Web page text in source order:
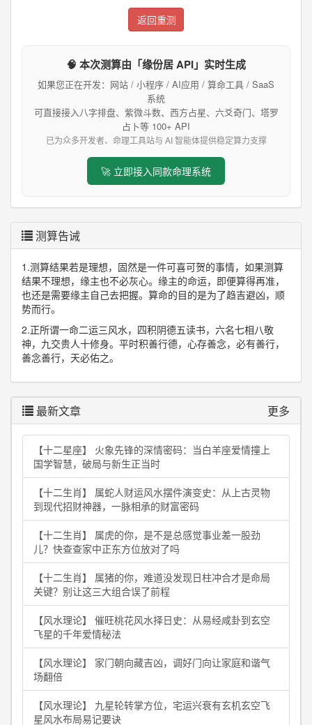
返回重测
🧠 本次测算由「缘份居 API」实时生成
如果您正在开发：网站 / 小程序 / AI应用 / 算命工具 / SaaS
系统
可直接接入八字排盘、紫微斗数、西方占星、六爻奇门、塔罗
占卜等 100+ API
已为众多开发者、命理工具站与 AI 智能体提供稳定算力支撑
🚀 立即接入同款命理系统
测算告诫
1.测算结果若是理想，固然是一件可喜可贺的事情，如果测算
结果不理想，缘主也不必灰心。缘主的命运，即便算得再准，
也还是需要缘主自己去把握。算命的目的是为了趋吉避凶，顺
势而行。
2.正所谓一命二运三风水，四积阴德五读书，六名七相八敬
神，九交贵人十修身。平时积善行德，心存善念，必有善行，
善念善行，天必佑之。
最新文章 更多
【十二星座】 火象先锋的深情密码：当白羊座爱情撞上
国学智慧，破局与新生正当时
【十二生肖】 属蛇人财运风水摆件演变史：从上古灵物
到现代招财神器，一脉相承的财富密码
【十二生肖】 属虎的你，是不是总感觉事业差一股劲
儿？快查查家中正东方位放对了吗
【十二生肖】 属猪的你，难道没发现日柱冲合才是命局
关键？别让这三大组合误了前程
【风水理论】 催旺桃花风水择日史：从易经咸卦到玄空
飞星的千年爱情秘法
【风水理论】 家门朝向藏吉凶，调好门向让家庭和谐气
场翻倍
【风水理论】 九星轮转掌方位，宅运兴衰有玄机玄空飞
星风水布局易记要诀